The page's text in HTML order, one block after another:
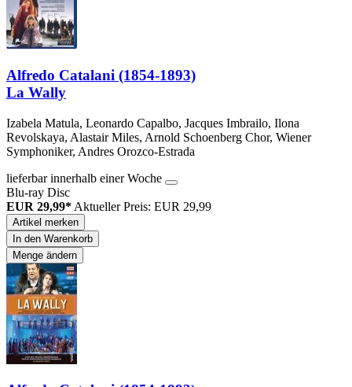
Alfredo Catalani (1854-1893)
La Wally
Izabela Matula, Leonardo Capalbo, Jacques Imbrailo, Ilona
Revolskaya, Alastair Miles, Arnold Schoenberg Chor, Wiener
Symphoniker, Andres Orozco-Estrada
lieferbar innerhalb einer Woche
Blu-ray Disc
EUR 29,99* Aktueller Preis: EUR 29,99
Artikel merken
In den Warenkorb
Menge ändern